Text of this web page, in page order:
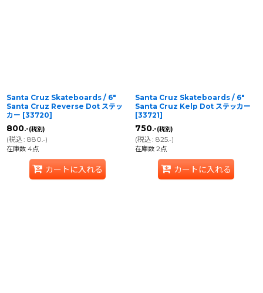
Santa Cruz Skateboards / 6"
Santa Cruz Reverse Dot ステッ
カー [33720]
800.-(税別)
(税込: 880.-)
在庫数 4点
カートに入れる
Santa Cruz Skateboards / 6"
Santa Cruz Kelp Dot ステッカー
[33721]
750.-(税別)
(税込: 825.-)
在庫数 2点
カートに入れる